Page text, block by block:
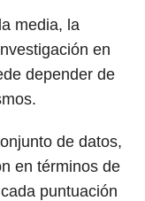
media, la
en
depender de
de datos,
en términos de
puntuación